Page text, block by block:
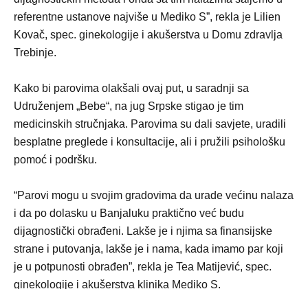
referentne ustanove najviše u Mediko S”, rekla je Lilien
Kovač, spec. ginekologije i akušerstva u Domu zdravlja
Trebinje.
Kako bi parovima olakšali ovaj put, u saradnji sa
Udruženjem „Bebe“, na jug Srpske stigao je tim
medicinskih stručnjaka. Parovima su dali savjete, uradili
besplatne preglede i konsultacije, ali i pružili psihološku
pomoć i podršku.
“Parovi mogu u svojim gradovima da urade većinu nalaza
i da po dolasku u Banjaluku praktično već budu
dijagnostički obrađeni. Lakše je i njima sa finansijske
strane i putovanja, lakše je i nama, kada imamo par koji
je u potpunosti obrađen”, rekla je Tea Matijević, spec.
ginekologije i akušerstva klinika Mediko S.